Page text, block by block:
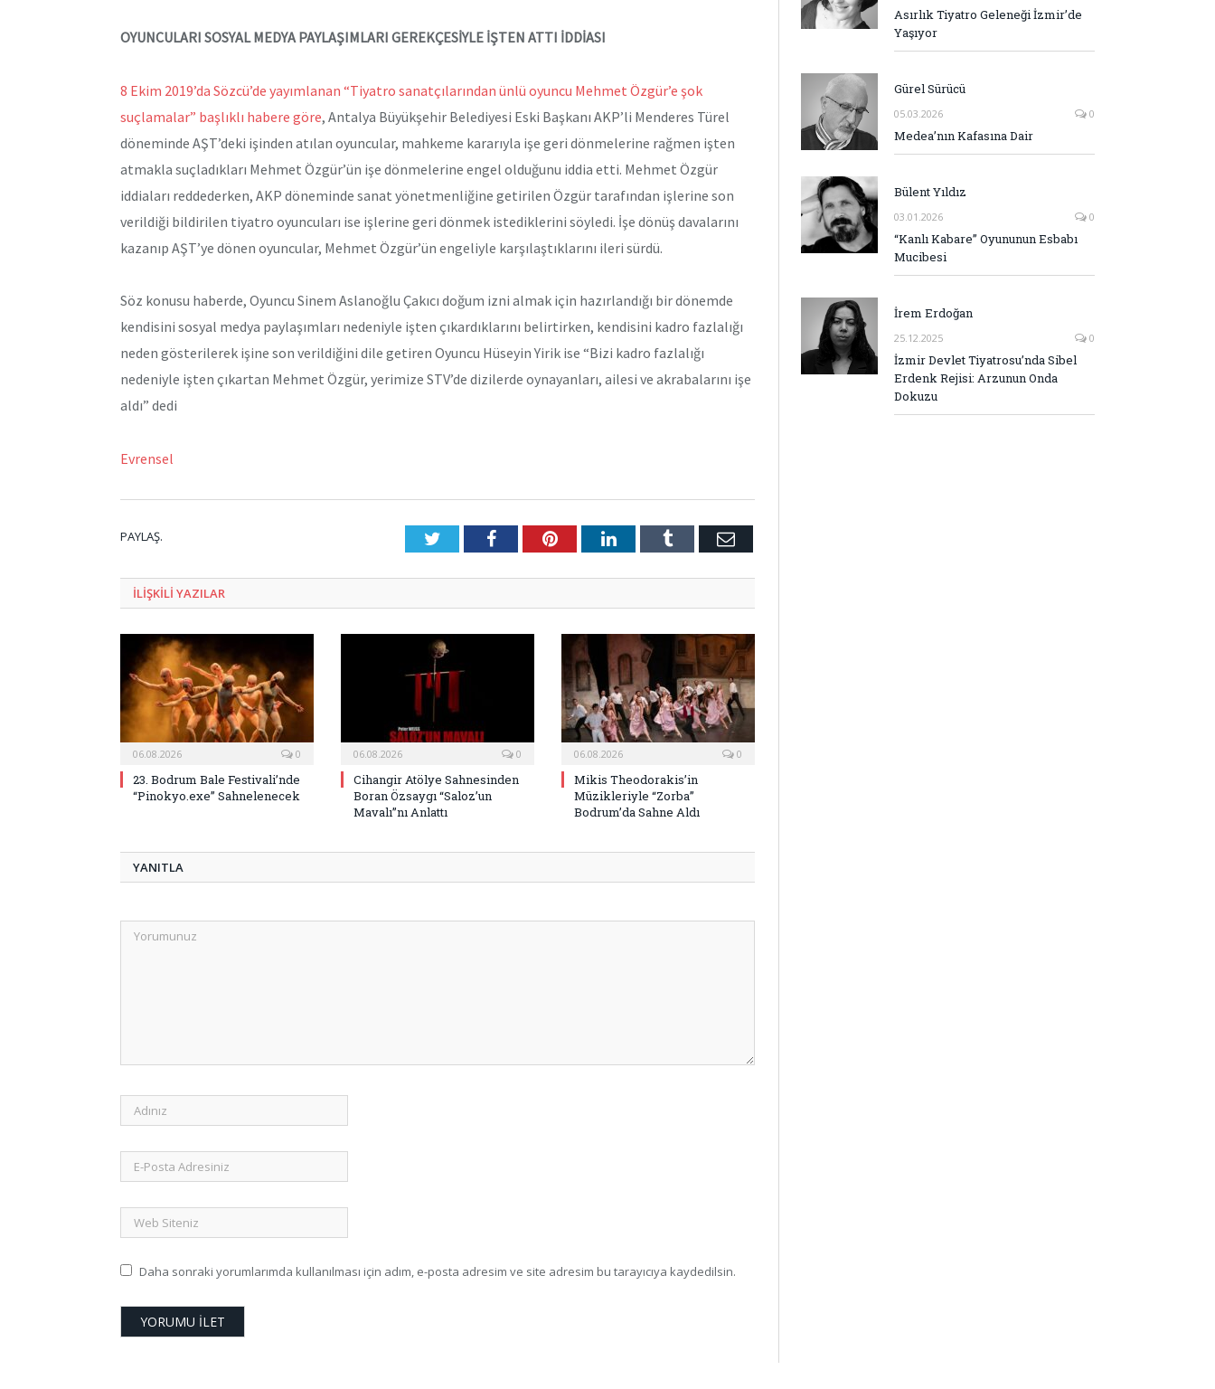
OYUNCULARI SOSYAL MEDYA PAYLAŞIMLARI GEREKÇESİYLE İŞTEN ATTI İDDİASI
8 Ekim 2019’da Sözcü’de yayımlanan “Tiyatro sanatçılarından ünlü oyuncu Mehmet Özgür’e şok
suçlamalar” başlıklı habere göre, Antalya Büyükşehir Belediyesi Eski Başkanı AKP’li Menderes Türel
döneminde AŞT’deki işinden atılan oyuncular, mahkeme kararıyla işe geri dönmelerine rağmen işten
atmakla suçladıkları Mehmet Özgür’ün işe dönmelerine engel olduğunu iddia etti. Mehmet Özgür
iddiaları reddederken, AKP döneminde sanat yönetmenliğine getirilen Özgür tarafından işlerine son
verildiği bildirilen tiyatro oyuncuları ise işlerine geri dönmek istediklerini söyledi. İşe dönüş davalarını
kazanıp AŞT’ye dönen oyuncular, Mehmet Özgür’ün engeliyle karşılaştıklarını ileri sürdü.
Söz konusu haberde, Oyuncu Sinem Aslanoğlu Çakıcı doğum izni almak için hazırlandığı bir dönemde
kendisini sosyal medya paylaşımları nedeniyle işten çıkardıklarını belirtirken, kendisini kadro fazlalığı
neden gösterilerek işine son verildiğini dile getiren Oyuncu Hüseyin Yirik ise “Bizi kadro fazlalığı
nedeniyle işten çıkartan Mehmet Özgür, yerimize STV’de dizilerde oynayanları, ailesi ve akrabalarını işe
aldı” dedi
Evrensel
PAYLAŞ. TwitterFacebookPinterestLinkedInTumblr E-
ILIŞKILI YAZILAR
06.08.2026 0
23. Bodrum Bale Festivali’nde
“Pinokyo.exe” Sahnelenecek
06.08.2026 0
Cihangir Atölye Sahnesinden
Boran Özsaygı “Saloz’un
Mavalı”nı Anlattı
06.08.2026 0
Mikis Theodorakis’in
Müzikleriyle “Zorba”
Bodrum’da Sahne Aldı
YANITLA
Daha sonraki yorumlarımda kullanılması için adım, e-posta adresim ve site adresim bu tarayıcıya kaydedilsin.
Asırlık Tiyatro Geleneği İzmir’de
Yaşıyor
Gürel Sürücü
05.03.2026 0
Medea’nın Kafasına Dair
Bülent Yıldız
03.01.2026 0
“Kanlı Kabare” Oyununun Esbabı
Mucibesi
İrem Erdoğan
25.12.2025 0
İzmir Devlet Tiyatrosu’nda Sibel
Erdenk Rejisi: Arzunun Onda
Dokuzu